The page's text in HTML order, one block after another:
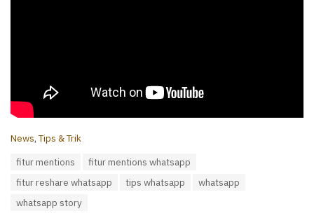
C
News,Tips & Trik
fitur mentions
fitur mentions whatsapp
fitur reshare whatsapp
tips whatsapp
whatsapp
whatsapp story